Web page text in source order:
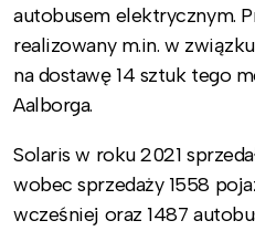
autobusem elektrycznym.
realizowany m.in. w
na dostawę 14 sztuk tego
Aalborga.
Solaris w roku 2021
wobec sprzedaży 1558
wcześniej oraz 1487